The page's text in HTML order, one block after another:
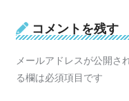
コメントを残す
メールアドレスが公開さ
る欄は必須項目です